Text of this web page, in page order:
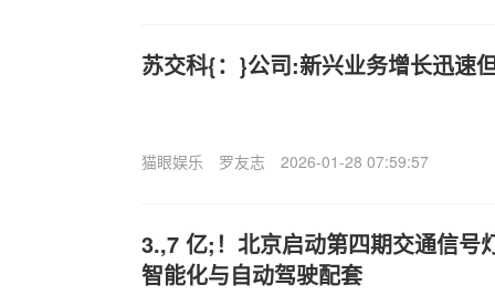
苏交科{：}公司:新兴业务增长迅速
猫眼娱乐 罗友志 2026-01-28 07:59:57
3.,7 亿;！北京启动第四期交通信号
智能化与自动驾驶配套